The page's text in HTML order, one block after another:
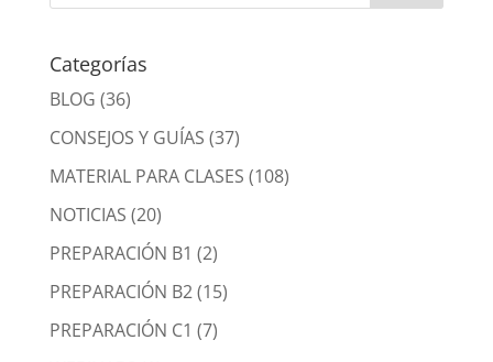
Categorías
BLOG (36)
CONSEJOS Y GUÍAS (37)
MATERIAL PARA CLASES (108)
NOTICIAS (20)
PREPARACIÓN B1 (2)
PREPARACIÓN B2(15)
PREPARACIÓN C1 (7)